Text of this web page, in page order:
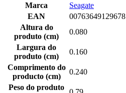
Marca
Seagate
EAN
00763649129678
Altura do
produto (cm)
0.080
Largura do
produto (cm)
0.160
Comprimento do
producto (cm)
0.240
Peso do produto